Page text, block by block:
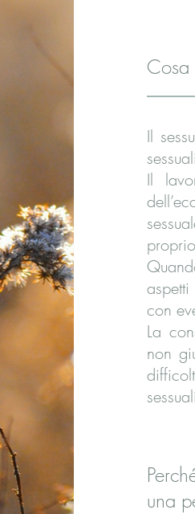
Cosa
Il
Il
con
La
non
una